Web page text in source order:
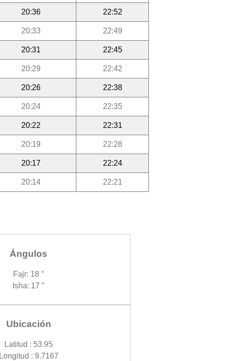
20:36 22:52
20:33 22:49
20:31 22:45
20:29 22:42
20:26 22:38
20:24 22:35
20:22 22:31
20:19 22:28
20:17 22:24
20:14 22:21
Ángulos
Fajr: 18 °
Isha: 17 °
Ubicación
Latitud : 53.95
Longitud : 9.7167